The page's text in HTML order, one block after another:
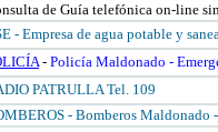
de Guía telefónica on-line
- Empresa de agua potable y
- Policía Maldonado -
PATRULLA Tel. 109
- Bomberos Maldonado